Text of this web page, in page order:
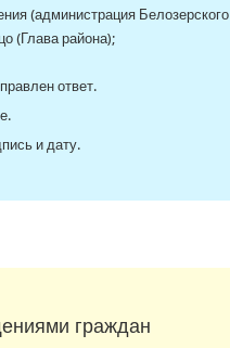
(администрация Белозерского
(Глава района);
ответ.
и дату.
граждан